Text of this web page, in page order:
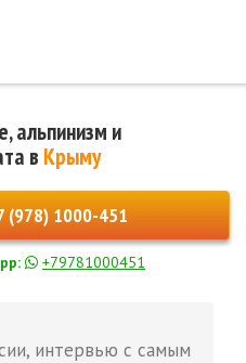
альпинизм и
в Крыму
(978) 1000-451
+79781000451
интервью с самым